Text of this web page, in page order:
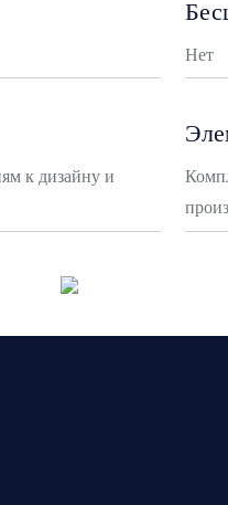
Нет
к дизайну и